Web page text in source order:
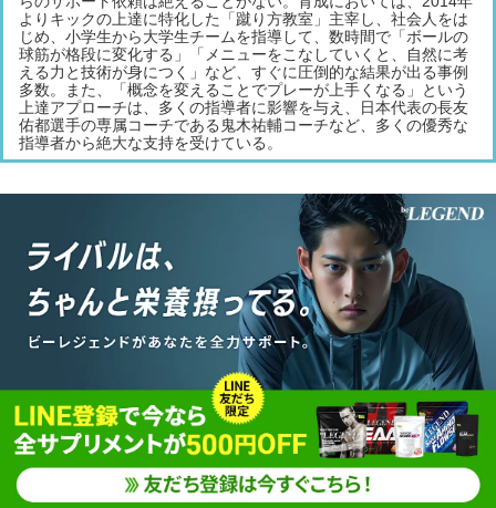
よりキックの上達に特化した「蹴り方教室」主宰し、社会人をは
じめ、小学生から大学生チームを指導して、数時間で「ボールの
球筋が格段に変化する」「メニューをこなしていくと、自然に考
える力と技術が身につく」など、すぐに圧倒的な結果が出る事例
多数。また、「概念を変えることでプレーが上手くなる」という
上達アプローチは、多くの指導者に影響を与え、日本代表の長友
佑都選手の専属コーチである鬼木祐輔コーチなど、多くの優秀な
指導者から絶大な支持を受けている。